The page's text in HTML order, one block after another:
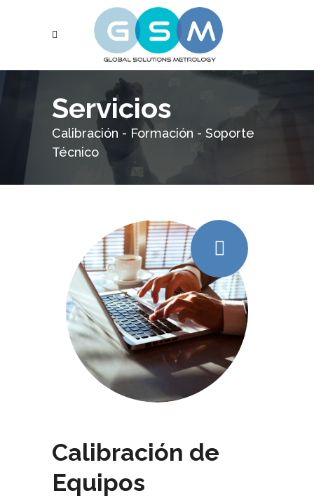
Servicios
Calibración - Formación - Soporte
Técnico
Calibración de
Equipos